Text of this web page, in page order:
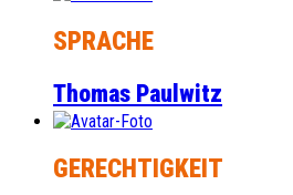
SPRACHE
Thomas Paulwitz
GERECHTIGKEIT